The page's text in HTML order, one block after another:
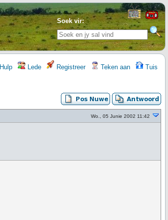
Soek vir:
Hulp Lede Registreer Teken aan Tuis
Wo., 05 Junie 2002 11:42